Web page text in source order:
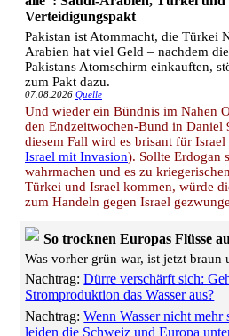
Verteidigungspakt
Pakistan ist Atommacht, die Türkei
Arabien hat viel Geld – nachdem
Pakistans Atomschirm einkauften,
zum Pakt dazu.
07.08.2026 Quelle
Und wieder ein Bündnis im Nahen
den Endzeitwochen-Bund in Daniel
diesem Fall wird es brisant für Israel
Israel mit Invasion). Sollte Erdogan
wahrmachen und es zu
Türkei und Israel kommen, würde
zum Handeln gegen Israel
So trocknen Europas Flüsse
Was vorher grün war, ist jetzt braun
Nachtrag:Dürre verschärft sich:
Stromproduktion das Wasser aus?
Nachtrag:Wenn Wasser nicht mehr
leiden die Schweiz und Europa